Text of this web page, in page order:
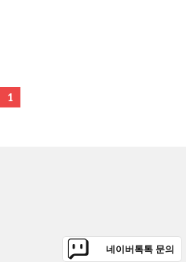
1
네이버톡톡 문의